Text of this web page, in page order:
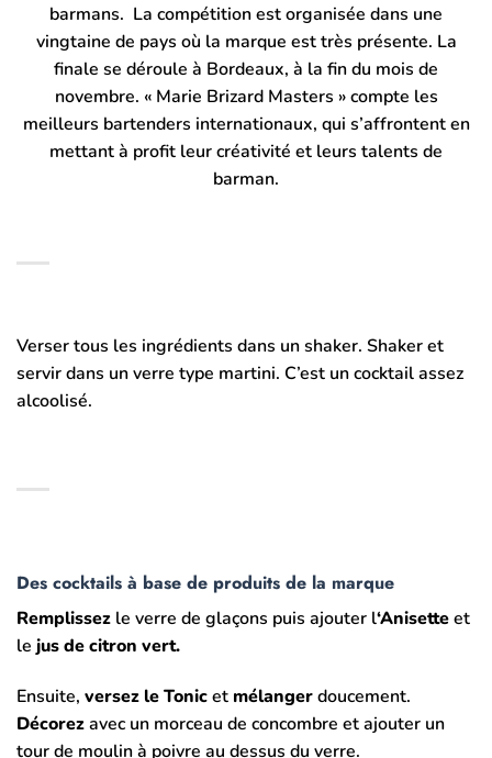
barmans. La compétition est organisée dans une
vingtaine de pays où la marque est très présente. La
finale se déroule à Bordeaux, à la fin du mois de
novembre. « Marie Brizard Masters » compte les
meilleurs bartenders internationaux, qui s’affrontent en
mettant à profit leur créativité et leurs talents de
barman.
Verser tous les ingrédients dans un shaker. Shaker et
servir dans un verre type martini. C’est un cocktail assez
alcoolisé.
Des cocktails à base de produits de la marque
Remplissez le verre de glaçons puis ajouter l‘Anisetteet
le jus de citron vert.
Ensuite, versez le Tonicet mélangerdoucement.
Décorezavec un morceau de concombre et ajouter un
tour de moulin à poivre au dessus du verre.